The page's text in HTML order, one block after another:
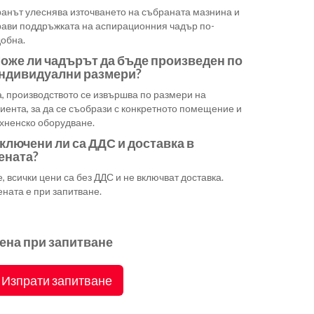
улеснява източването на събраната мазнина и
поддръжката на аспирационния чадър по-
ли чадърът да бъде произведен по
размери?
производството се извършва по размери на
за да се съобрази с конкретното помещение и
оборудване.
ли са ДДС и доставка в
всички цени са без ДДС и не включват доставка.
е при запитване.
при запитване
Изпрати запитване